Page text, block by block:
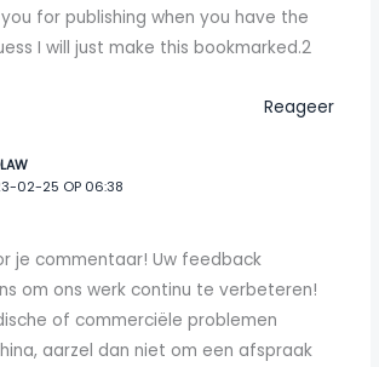
for publishing when you have the
I will just make this bookmarked.2
Reageer
02-25 OP 06:38
je commentaar! Uw feedback
om ons werk continu te verbeteren!
of commerciële problemen
aarzel dan niet om een afspraak